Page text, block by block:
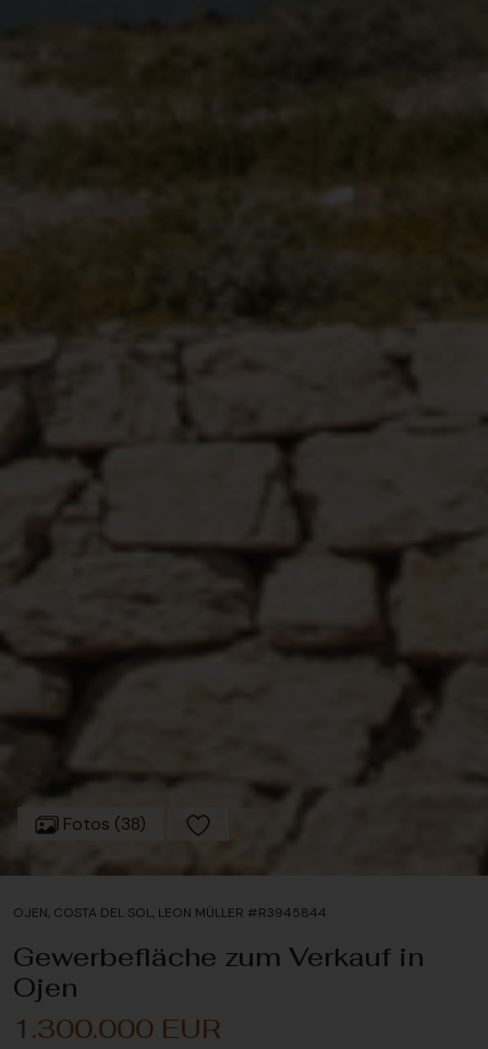
Fotos (38)
OJEN, COSTA DEL SOL, LEON MÜLLER #R3945844
Gewerbefläche zum Verkauf in
Ojen
1.300.000 EUR